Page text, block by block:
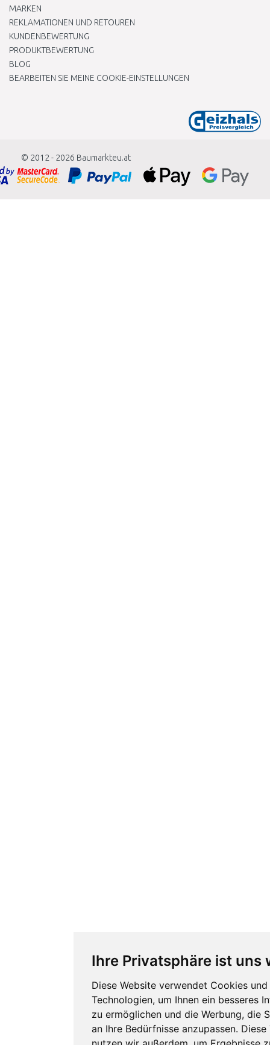
Ihre Privatsphäre ist uns
Diese Website verwendet Cookies
Technologien, um Ihnen ein besseres
zu ermöglichen und die Werbung, die
an Ihre Bedürfnisse anzupassen.
MARKEN
REKLAMATIONEN UND RETOUREN
KUNDENBEWERTUNG
PRODUKTBEWERTUNG
BLOG
BEARBEITEN SIE MEINE COOKIE-EINSTELLUNGEN
© 2012 - 2026 Baumarkteu.at